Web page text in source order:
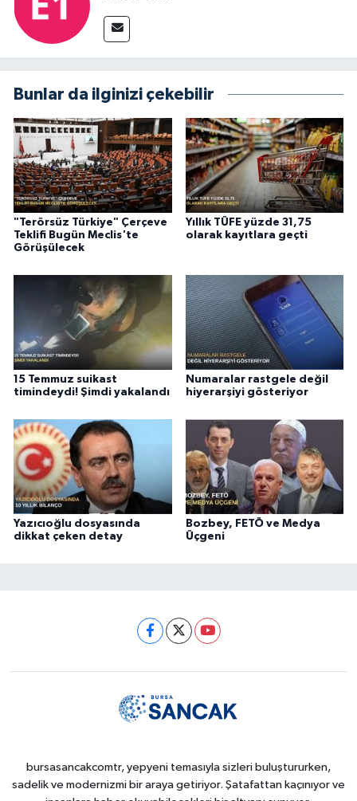
Bunlar da ilginizi çekebilir
"Terörsüz Türkiye" Çerçeve
Teklifi Bugün Meclis'te
Görüşülecek
Yıllık TÜFE yüzde 31,75
olarak kayıtlara geçti
15 Temmuz suikast
timindeydi! Şimdi yakalandı
Numaralar rastgele değil
hiyerarşiyi gösteriyor
Yazıcıoğlu dosyasında
dikkat çeken detay
Bozbey, FETÖ ve Medya
Üçgeni
bursasancakcomtr, yepyeni temasıyla sizleri buluştururken,
sadelik ve modernizmi bir araya getiriyor. Şatafattan kaçınıyor ve